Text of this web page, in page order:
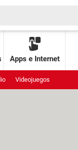
Apps e Internet
Videojuegos